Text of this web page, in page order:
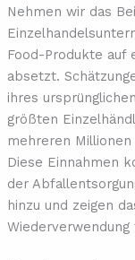
Nehmen wir das
Food-Produkte auf
absetzt.
ihres
größten
mehreren
Diese Einnahmen
der
hinzu und zeigen